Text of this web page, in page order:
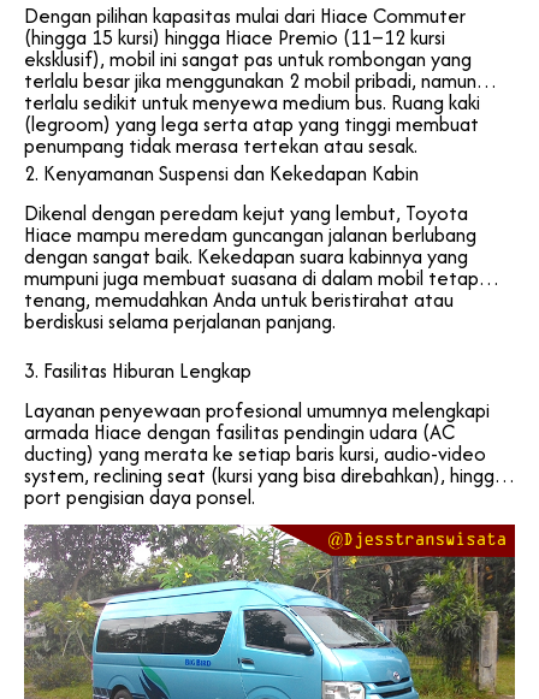
Dengan pilihan kapasitas mulai dari Hiace Commuter
(hingga 15 kursi) hingga Hiace Premio (11–12 kursi
eksklusif), mobil ini sangat pas untuk rombongan yang
terlalu besar jika menggunakan 2 mobil pribadi, namun
terlalu sedikit untuk menyewa medium bus. Ruang kaki
(legroom) yang lega serta atap yang tinggi membuat
penumpang tidak merasa tertekan atau sesak.
2. Kenyamanan Suspensi dan Kekedapan Kabin
Dikenal dengan peredam kejut yang lembut, Toyota
Hiace mampu meredam guncangan jalanan berlubang
dengan sangat baik. Kekedapan suara kabinnya yang
mumpuni juga membuat suasana di dalam mobil tetap
tenang, memudahkan Anda untuk beristirahat atau
berdiskusi selama perjalanan panjang.
3. Fasilitas Hiburan Lengkap
Layanan penyewaan profesional umumnya melengkapi
armada Hiace dengan fasilitas pendingin udara (AC
ducting) yang merata ke setiap baris kursi, audio-video
system, reclining seat (kursi yang bisa direbahkan), hingga
port pengisian daya ponsel.